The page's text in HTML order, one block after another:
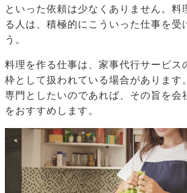
といった依頼は少なくありません。料
る人は、積極的にこういった仕事を受
う。
料理を作る仕事は、家事代行サービス
枠として扱われている場合があります
専門としたいのであれば、その旨を会
をおすすめします。